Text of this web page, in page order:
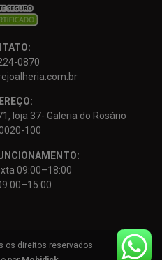
0870
loja 37- Galeria do Rosário
100
09:00–18:00
os direitos reservados